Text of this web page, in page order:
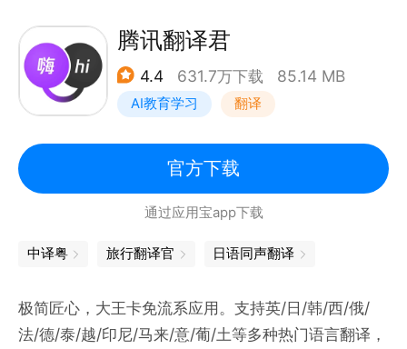
（实时语音翻译，支持中、英、日等21种热门语言的
语音输入）、背单词（“教、学、测”三位一体的背词模
式）、作文批改（格式、语法、拼写三大评分维度智能
纠错与润色，给出修改建议）、语法分析（AI解构英文
句，专业多维度打分和纠错）、英语短视频（趣味学
习）、feed 双语文章、度小译AI助手、AI口语、文档
翻译（支持AI大模型翻译、专业领域模型翻译，支持文
档格式转换）、AI同传、AI论文精翻等。
腾讯翻译君
4.4 631.7万下载 85.14 MB
AI教育学习 翻译
官方下载
通过应用宝app下载
中译粤 旅行翻译官 日语同声翻译
极简匠心，大王卡免流系应用。支持英/日/韩/西/俄/
法/德/泰/越/印尼/马来/意/葡/土等多种热门语言翻译，